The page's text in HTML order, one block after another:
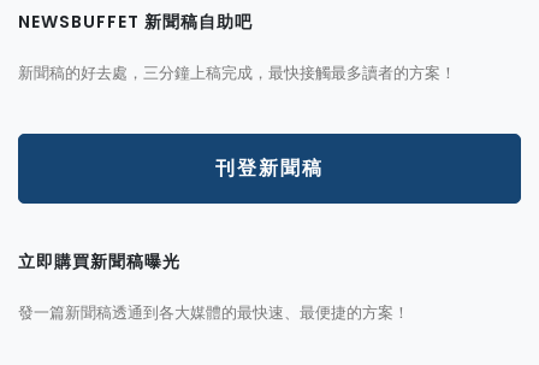
NEWSBUFFET 新聞稿自助吧
新聞稿的好去處，三分鐘上稿完成，最快接觸最多讀者的方案！
刊登新聞稿
立即購買新聞稿曝光
發一篇新聞稿透通到各大媒體的最快速、最便捷的方案！